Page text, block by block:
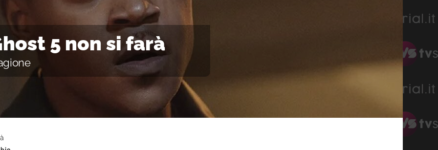
IL PARADISO DELLE SIGNORE
LA PROMESSA
SEGRETI DI FAMIGLIA
TEMPESTA D’AMORE
UN POSTO AL SOLE
5 non si farà